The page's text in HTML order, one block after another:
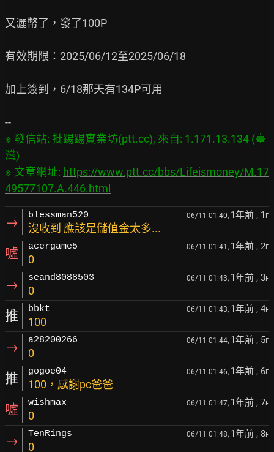
又灑幣了，發了100P
有效期限：2025/06/12至2025/06/18
加上簽到，6/18那天有134P可用
※ 發信站: 批踢踢實業坊(ptt.cc), 來自: 1.171.13.134 (臺
灣)
※ 文章網址: https://www.ptt.cc/bbs/Lifeismoney/M.17
49577107.A.446.html
→ blessman520 06/11 01:40, 1年前 , 1 F
沒收到 應該是儲值金太多...
噓 acergame5 06/11 01:41, 1年前 , 2F
0
→ seand8088503 06/11 01:43, 1年前 , 3F
0
推 bbkt 06/11 01:43, 1年前 , 4F
100
→ a28200266 06/11 01:44, 1年前 , 5F
0
推 gogoe04 06/11 01:46, 1年前 , 6F
100，感謝pc爸爸
噓 wishmax 06/11 01:47, 1年前 , 7F
0
→ TenRings 06/11 01:48, 1年前 , 8F
0